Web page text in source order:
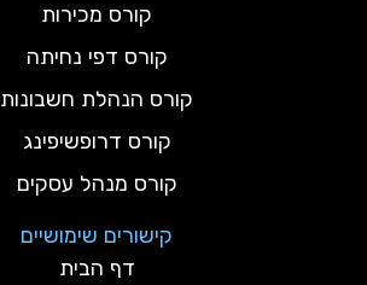
קורס מכירות
קורס דפי נחיתה
קורס הנהלת חשבונות
קורס דרופשיפינג
קורס מנהל עסקים
קישורים שימושיים
דף הבית